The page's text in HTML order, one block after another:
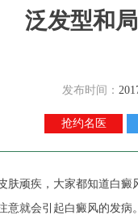
泛发型和
发布时间：
抢约名医
肤顽疾，大家都知道白癜
意就会引起白癜风的发